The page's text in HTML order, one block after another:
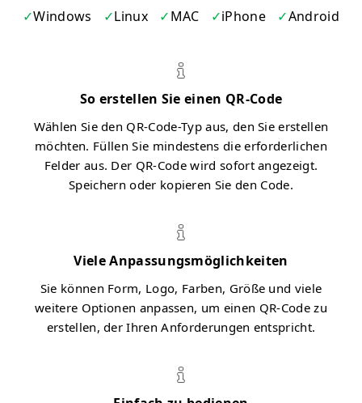
Windows Linux MAC iPhone Android
So erstellen Sie einen QR-Code
Wählen Sie den QR-Code-Typ aus, den Sie erstellen
möchten. Füllen Sie mindestens die erforderlichen
Felder aus. Der QR-Code wird sofort angezeigt.
Speichern oder kopieren Sie den Code.
Viele Anpassungsmöglichkeiten
Sie können Form, Logo, Farben, Größe und viele
weitere Optionen anpassen, um einen QR-Code zu
erstellen, der Ihren Anforderungen entspricht.